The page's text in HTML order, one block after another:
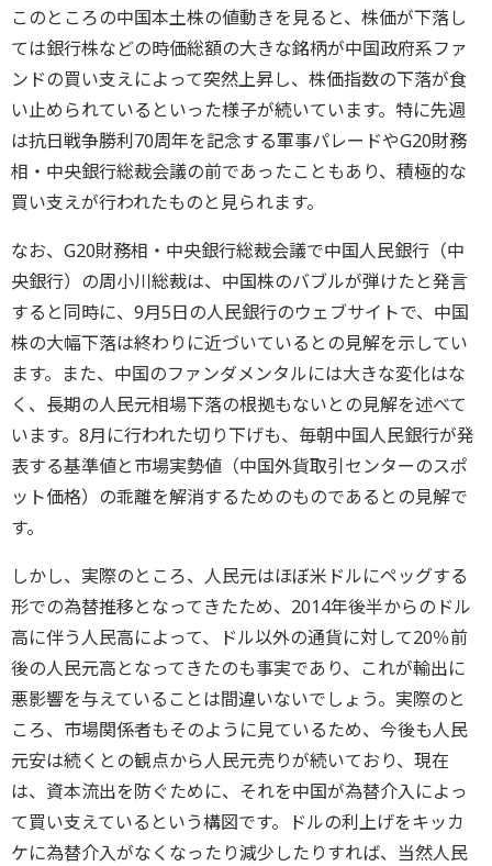
このところの中国本土株の値動きを見ると、株価が下落し
ては銀行株などの時価総額の大きな銘柄が中国政府系ファ
ンドの買い支えによって突然上昇し、株価指数の下落が食
い止められているといった様子が続いています。特に先週
は抗日戦争勝利70周年を記念する軍事パレードやG20財務
相・中央銀行総裁会議の前であったこともあり、積極的な
買い支えが行われたものと見られます。
なお、G20財務相・中央銀行総裁会議で中国人民銀行（中
央銀行）の周小川総裁は、中国株のバブルが弾けたと発言
すると同時に、9月5日の人民銀行のウェブサイトで、中国
株の大幅下落は終わりに近づいているとの見解を示してい
ます。また、中国のファンダメンタルには大きな変化はな
く、長期の人民元相場下落の根拠もないとの見解を述べて
います。8月に行われた切り下げも、毎朝中国人民銀行が発
表する基準値と市場実勢値（中国外貨取引センターのスポ
ット価格）の乖離を解消するためのものであるとの見解で
す。
しかし、実際のところ、人民元はほぼ米ドルにペッグする
形での為替推移となってきたため、2014年後半からのドル
高に伴う人民高によって、ドル以外の通貨に対して20％前
後の人民元高となってきたのも事実であり、これが輸出に
悪影響を与えていることは間違いないでしょう。実際のと
ころ、市場関係者もそのように見ているため、今後も人民
元安は続くとの観点から人民元売りが続いており、現在
は、資本流出を防ぐために、それを中国が為替介入によっ
て買い支えているという構図です。ドルの利上げをキッカ
ケに為替介入がなくなったり減少したりすれば、当然人民